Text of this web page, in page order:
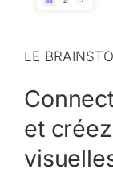
LE
et